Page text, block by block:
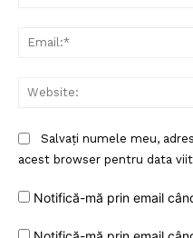
Salvați numele meu,
acest browser pentru data
Notifică-mă prin email